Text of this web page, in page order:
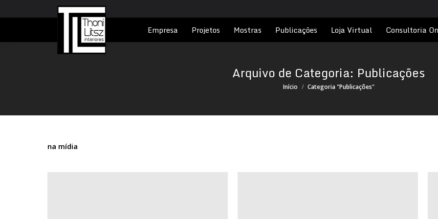
Empresa Projetos Mostras Publicações Loja Virtual Consultoria
Arquivo de Categoria: Publicações
Você está aqui:
Início Categoria "Publicações"
na mídia